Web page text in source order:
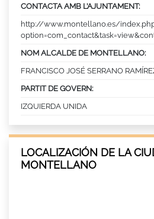
CONTACTA AMB L’AJUNTAMENT:
http://www.montellano.es/
NOM ALCALDE DE MONTELLANO:
FRANCISCO JOSÉ SERRANO
PARTIT DE GOVERN:
IZQUIERDA UNIDA
LOCALIZACIÓN DE LA
MONTELLANO